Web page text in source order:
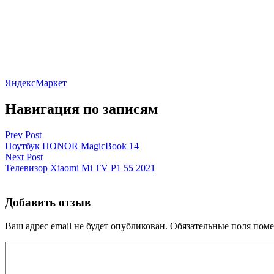
ЯндексМаркет
Навигация по записям
Prev Post
Ноутбук HONOR MagicBook 14
Next Post
Телевизор Xiaomi Mi TV P1 55 2021
Добавить отзыв
Ваш адрес email не будет опубликован. Обязательные поля